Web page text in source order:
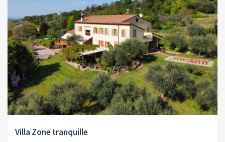
Villa Zone tranquille